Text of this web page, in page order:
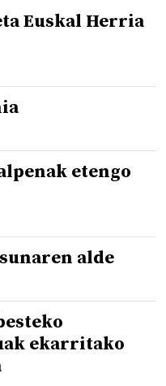
Euskal Herria
etengo
alde
ekarritako